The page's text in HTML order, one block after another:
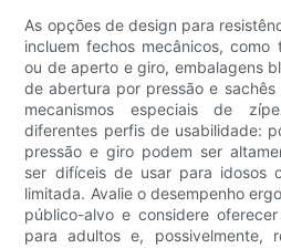
As opções de design para
incluem fechos mecânicos,
ou de aperto e giro, embalagens
de abertura por pressão e
mecanismos especiais de
diferentes perfis de usabilidade:
pressão e giro podem ser
ser difíceis de usar para idosos
limitada. Avalie o desempenho
público-alvo e considere
para adultos e, possivelmente,